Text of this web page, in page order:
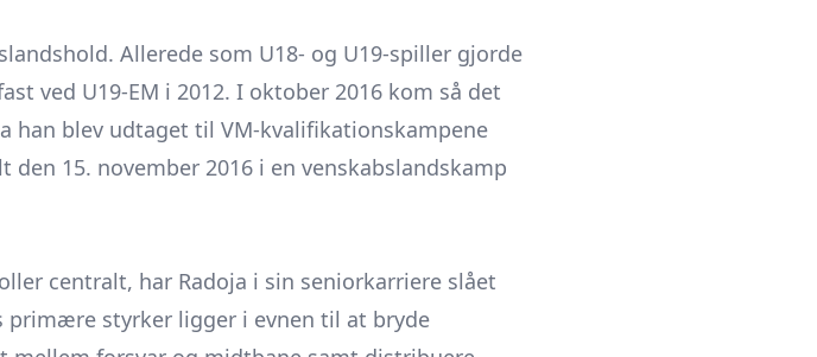
Allerede som U18- og U19-spiller gjorde
ved U19-EM i 2012. I oktober 2016 kom så det
han blev udtaget til VM-kvalifikationskampene
15. november 2016 i en venskabslandskamp
centralt, har Radoja i sin seniorkarriere slået
primære styrker ligger i evnen til at bryde